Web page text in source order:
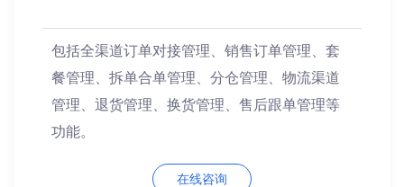
包括全渠道订单对接管理、销售订单管理、套
餐管理、拆单合单管理、分仓管理、物流渠道
管理、退货管理、换货管理、售后跟单管理等
功能。
在线咨询